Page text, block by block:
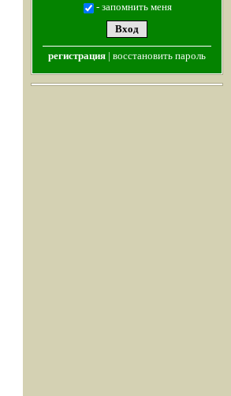
- запомнить меня
регистрация | восстановить пароль